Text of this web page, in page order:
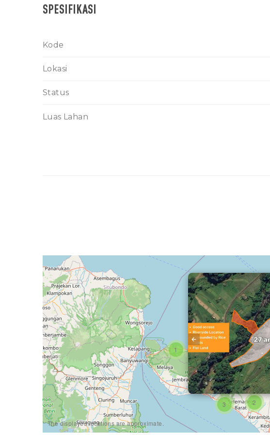
SPESIFIKASI
Kode
Lokasi
Status
Luas Lahan
1
3
7
2
The displayed locations are approximate.